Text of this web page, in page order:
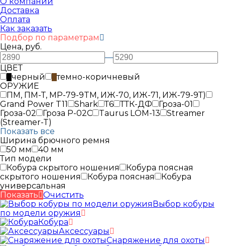
Доставка
Оплата
Как заказать
Подбор по параметрам
Цена, руб.
—
ЦВЕТ
черный
темно-коричневый
ОРУЖИЕ
ПМ, ПМ-Т, MP-79-9TM, ИЖ-70, ИЖ-71, ИЖ-79-9Т)
Grand Power T11
Shark Т6 ТТК-ДФ
Гроза-01
Гроза-02
Гроза Р-02С Taurus LOM-13
Streamer
(Streamer-T)
Показать все
Ширина брючного ремня
50 мм
40 мм
Тип модели
Кобура скрытого ношения
Кобура поясная
скрытого ношения
Кобура поясная
Кобура
универсальная
Показать Очистить
Выбор кобуры
по модели оружия
Кобура
Аксессуары
Снаряжение для охоты